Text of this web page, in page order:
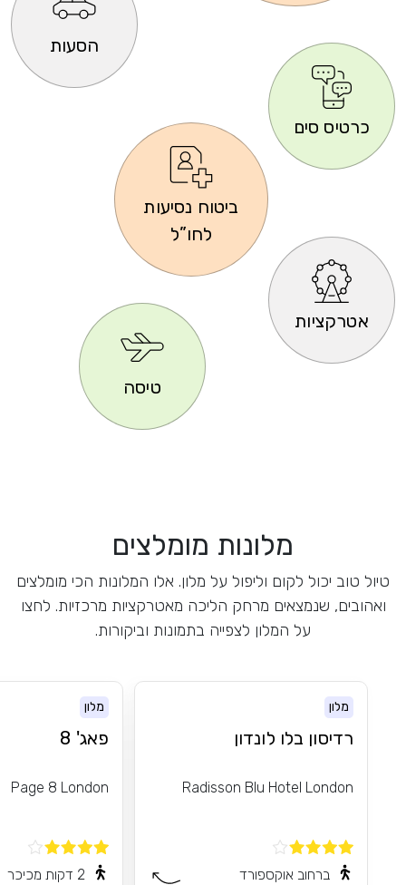
הסעות
כרטיס סים
ביטוח נסיעות
לחו”ל
אטרקציות
טיסה
מלונות מומלצים
טיול טוב יכול לקום וליפול על מלון. אלו המלונות הכי מומלצים
ואהובים, שנמצאים מרחק הליכה מאטרקציות מרכזיות. לחצו
על המלון לצפייה בתמונות וביקורות.
מלון
רדיסון בלו לונדון
Radisson Blu Hotel London
ברחוב אוקספורד
מלון
פאג' 8
Page 8 London
2 דקות מכיכר